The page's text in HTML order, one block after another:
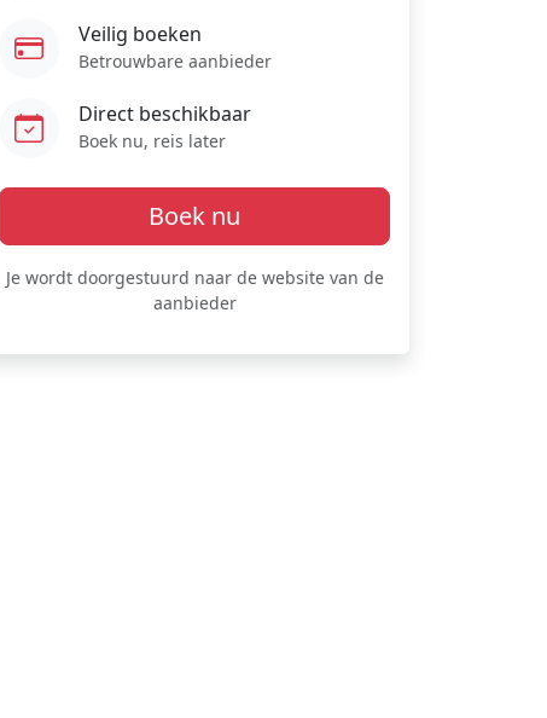
Veilig boeken
Betrouwbare aanbieder
Direct beschikbaar
Boek nu, reis later
Boek nu
Je wordt doorgestuurd naar de website van de
aanbieder